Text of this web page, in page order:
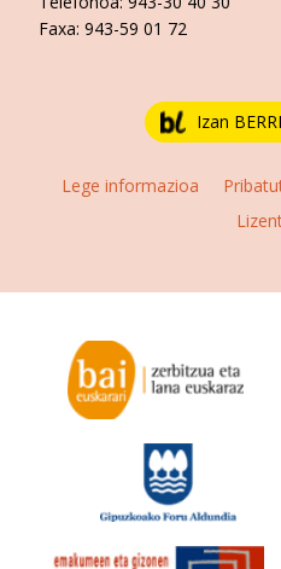
Faxa: 943-59 01 72
Izan
Lege informazioa